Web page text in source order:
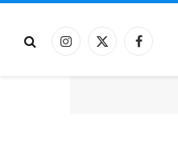
فيسبوكX
الانستغرام